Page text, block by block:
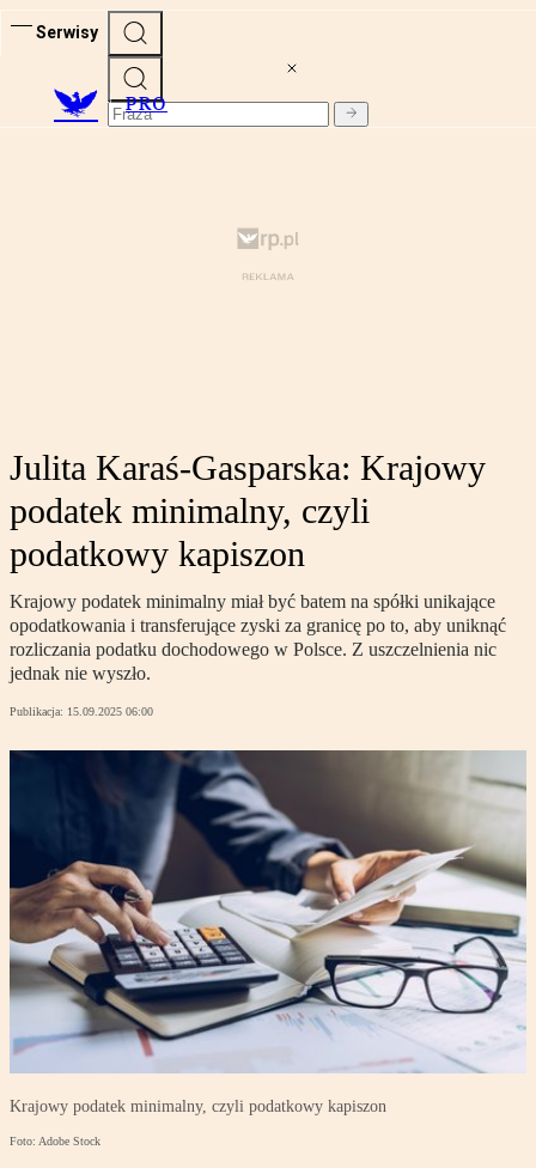
Serwisy
PRO
Julita Karaś-Gasparska: Krajowy
podatek minimalny, czyli
podatkowy kapiszon
Krajowy podatek minimalny miał być batem na spółki unikające
opodatkowania i transferujące zyski za granicę po to, aby uniknąć
rozliczania podatku dochodowego w Polsce. Z uszczelnienia nic
jednak nie wyszło.
Publikacja: 15.09.2025 06:00
Krajowy podatek minimalny, czyli podatkowy kapiszon
Foto: Adobe Stock